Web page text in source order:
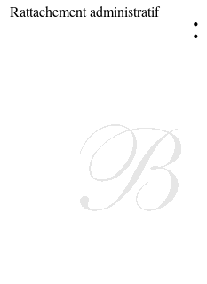
Rattachement administratif :